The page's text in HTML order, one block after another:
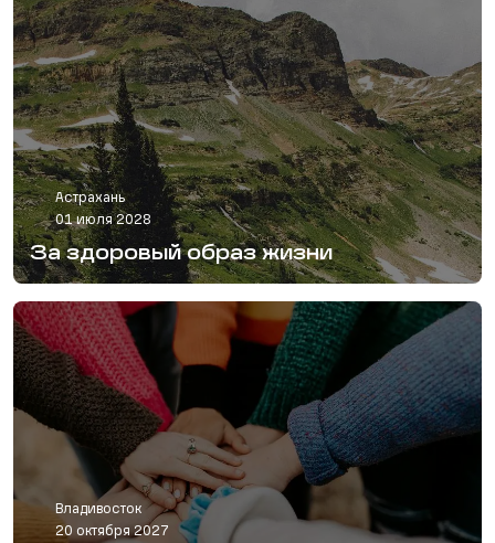
Астрахань
01 июля 2028
За здоровый образ жизни
Владивосток
20 октября 2027